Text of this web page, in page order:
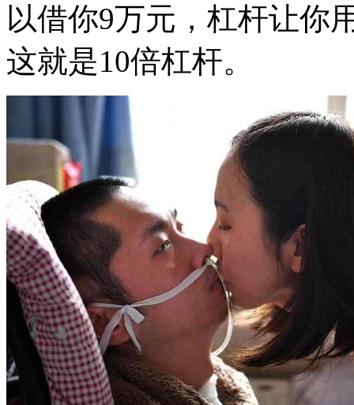
以借你9万元，杠杆让
这就是10倍杠杆。